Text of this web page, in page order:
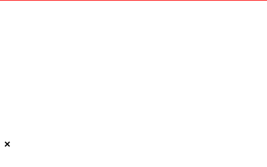
×